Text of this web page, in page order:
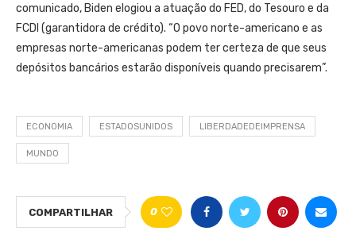
comunicado, Biden elogiou a atuação do FED, do Tesouro e da
FCDI (garantidora de crédito). “O povo norte-americano e as
empresas norte-americanas podem ter certeza de que seus
depósitos bancários estarão disponíveis quando precisarem”.
ECONOMIA ESTADOSUNIDOS LIBERDADEDEIMPRENSA
MUNDO
COMPARTILHAR 0